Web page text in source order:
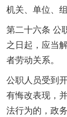
机关、单位、
第二十六条 公
之日起，应当
者劳动关系。
公职人员受到
有悔改表现，
法行为的，政